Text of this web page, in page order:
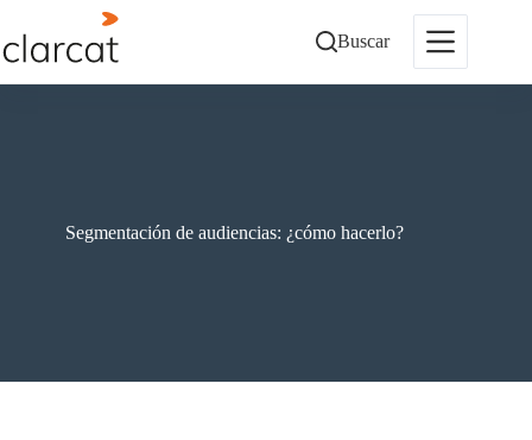
contenido
Buscar
Segmentación de audiencias: ¿cómo hacerlo?